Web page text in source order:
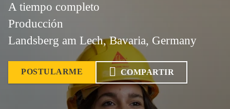
A tiempo completo
Producción
Landsberg am Lech, Bavaria, Germany
POSTULARME COMPARTIR